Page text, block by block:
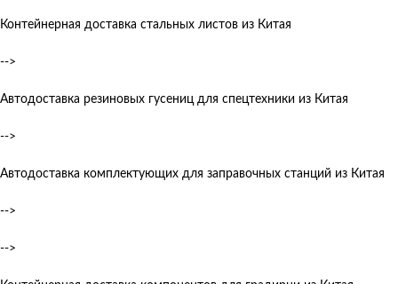
Контейнерная доставка стальных листов из Китая
-->
Автодоставка резиновых гусениц для спецтехники из Китая
-->
Автодоставка комплектующих для заправочных станций из Китая
-->
-->